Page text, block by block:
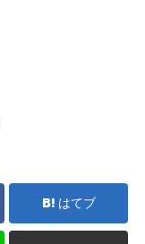
はてブ